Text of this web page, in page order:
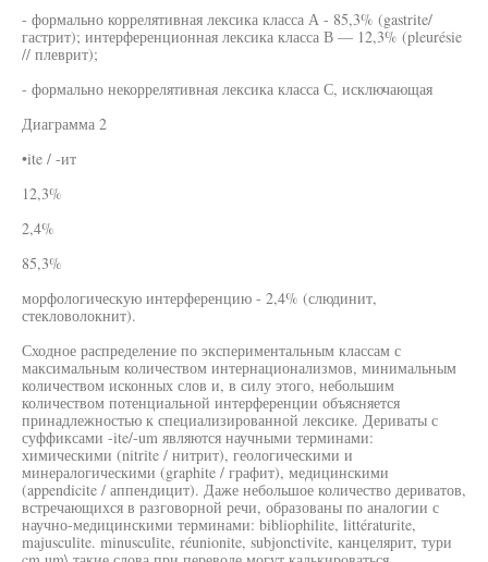
- формально коррелятивная лексика класса А - 85,3% (gastrite/
гастрит); интерференционная лексика класса В — 12,3% (pleurésie
// плеврит);
- формально некоррелятивная лексика класса С, исключающая
Диаграмма 2
•ite / -ит
12,3%
2,4%
85,3%
морфологическую интерференцию - 2,4% (слюдинит,
стекловолокнит).
Сходное распределение по экспериментальным классам с
максимальным количеством интернационализмов, минимальным
количеством исконных слов и, в силу этого, небольшим
количеством потенциальной интерференции объясняется
принадлежностью к специализированной лексике. Дериваты с
суффиксами -ite/-um являются научными терминами:
химическими (nitrite / нитрит), геологическими и
минералогическими (graphite / графит), медицинскими
(appendicite / аппендицит). Даже небольшое количество дериватов,
встречающихся в разговорной речи, образованы по аналогии с
научно-медицинскими терминами: bibliophilite, littératurite,
majusculite. minusculite, réunionite, subjonctivite, канцелярит, тури